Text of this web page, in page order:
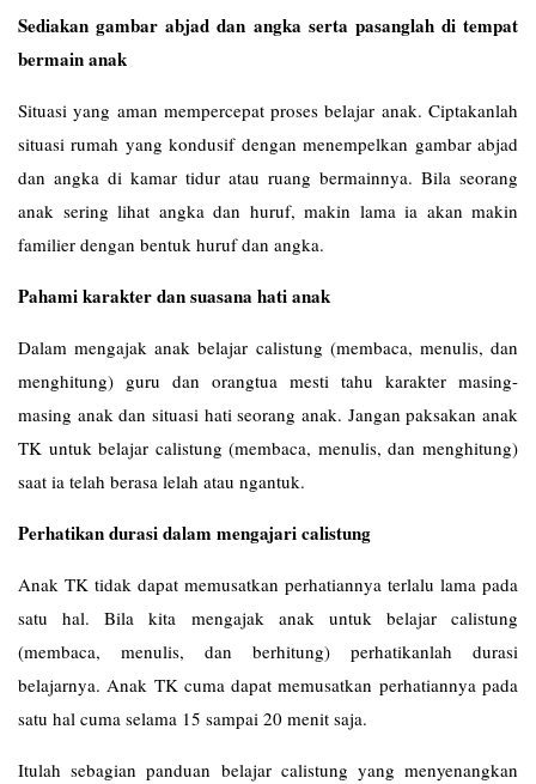
Sediakan gambar abjad dan angka serta pasanglah di tempat
bermain anak
Situasi yang aman mempercepat proses belajar anak. Ciptakanlah
situasi rumah yang kondusif dengan menempelkan gambar abjad
dan angka di kamar tidur atau ruang bermainnya. Bila seorang
anak sering lihat angka dan huruf, makin lama ia akan makin
familier dengan bentuk huruf dan angka.
Pahami karakter dan suasana hati anak
Dalam mengajak anak belajar calistung (membaca, menulis, dan
menghitung) guru dan orangtua mesti tahu karakter masing-
masing anak dan situasi hati seorang anak. Jangan paksakan anak
TK untuk belajar calistung (membaca, menulis, dan menghitung)
saat ia telah berasa lelah atau ngantuk.
Perhatikan durasi dalam mengajari calistung
Anak TK tidak dapat memusatkan perhatiannya terlalu lama pada
satu hal. Bila kita mengajak anak untuk belajar calistung
(membaca, menulis, dan berhitung) perhatikanlah durasi
belajarnya. Anak TK cuma dapat memusatkan perhatiannya pada
satu hal cuma selama 15 sampai 20 menit saja.
Itulah sebagian panduan belajar calistung yang menyenangkan